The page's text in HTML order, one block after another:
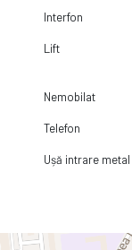
Interfon
Lift
Nemobilat
Telefon
Ușă intrare metal